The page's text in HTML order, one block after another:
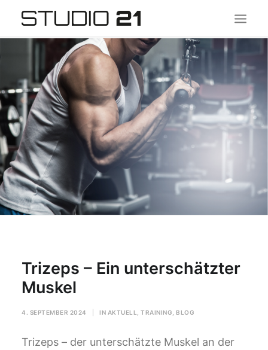
Trizeps – Ein unterschätzter
Muskel
4. SEPTEMBER 2024 IN AKTUELL TRAINING BLOG
Trizeps – der unterschätzte Muskel an der